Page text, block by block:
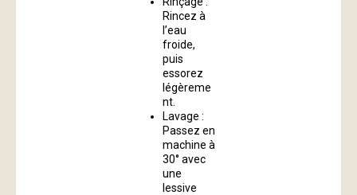
Rincez à
l’eau
froide,
puis
essorez
légèreme
nt.
Lavage :
Passez en
machine à
30° avec
une
lessive